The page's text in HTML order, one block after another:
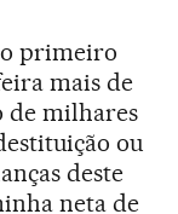
o primeiro
mais de
de milhares
ou
deste
neta de